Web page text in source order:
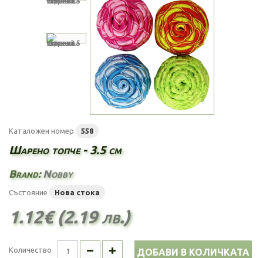
Каталожен номер 558
Шарено топче - 3.5 см
Brand:Nobby
Състояние Нова стока
1.12€ (2.19 лв.)
Количество ДОБАВИ В КОЛИЧКАТА